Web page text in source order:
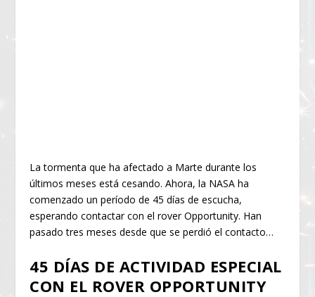
La tormenta que ha afectado a Marte durante los
últimos meses está cesando. Ahora, la NASA ha
comenzado un período de 45 días de escucha,
esperando contactar con el rover Opportunity. Han
pasado tres meses desde que se perdió el contacto…
45 DÍAS DE ACTIVIDAD ESPECIAL
CON EL ROVER OPPORTUNITY